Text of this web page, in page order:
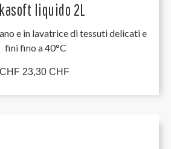
liquido 2L
e in lavatrice di tessuti delicati e
fini fino a 40°C
CHF 23,30 CHF